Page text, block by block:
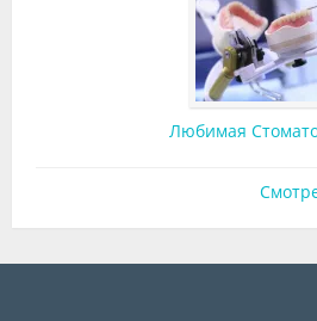
Любимая